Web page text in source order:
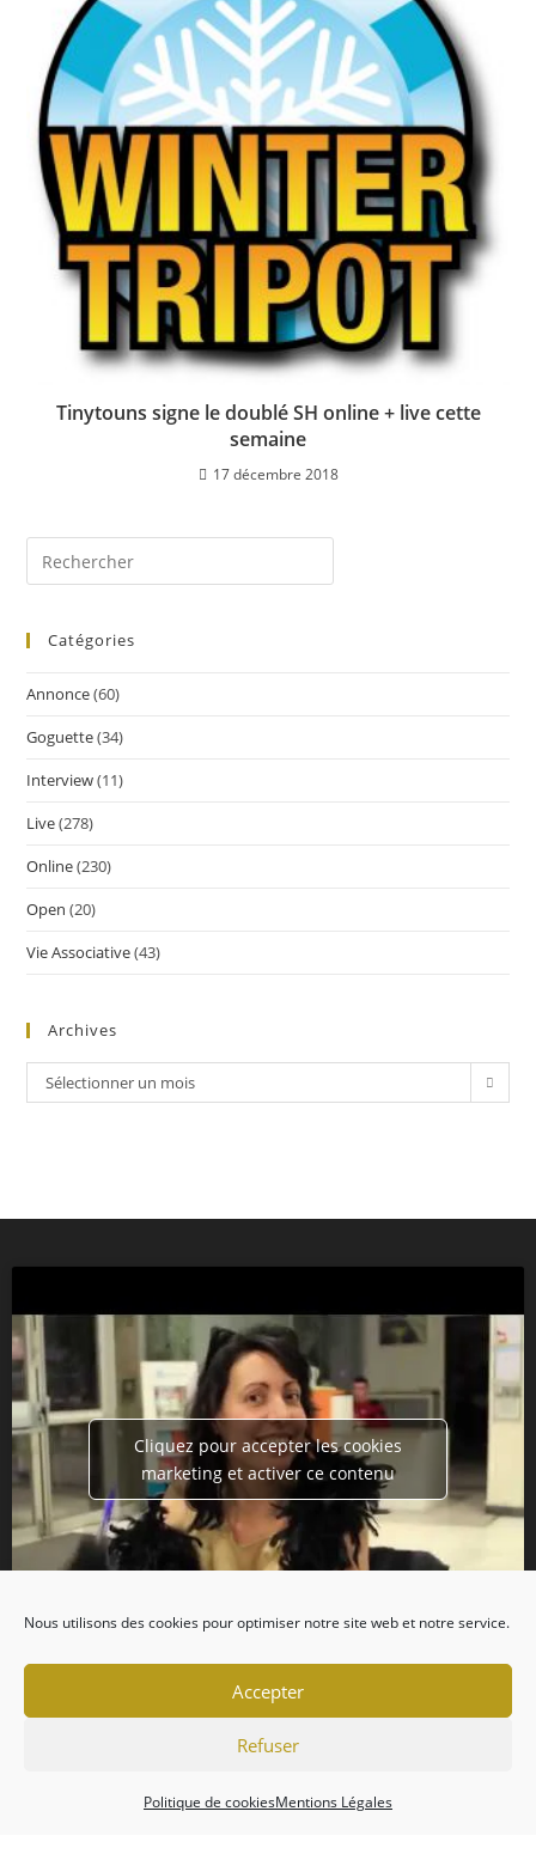
Nous utilisons des cookies pour optimiser notre site web et notre service.
Accepter
Refuser
Politique de cookiesMentions Légales
Tinytouns signe le doublé SH online + live cette
semaine
17 décembre 2018
Catégories
Annonce(60)
Goguette(34)
Interview(11)
Live(278)
Online(230)
Open (20)
Vie Associative(43)
Archives
Sélectionner un mois
Cliquez pour accepter les cookies
marketing et activer ce contenu